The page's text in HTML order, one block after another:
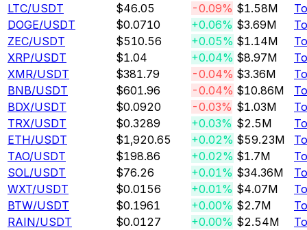
LTC/USDT $46.05 -0.09% $1.58M
DOGE/USDT $0.0710 +0.06% $3.69M
ZEC/USDT $510.56 +0.05% $1.14M
XRP/USDT $1.04 +0.04% $8.97M
XMR/USDT $381.79 -0.04% $3.36M
BNB/USDT $601.96 -0.04% $10.86M
BDX/USDT $0.0920 -0.03% $1.03M
TRX/USDT $0.3289 +0.03% $2.5M
ETH/USDT $1,920.65 +0.02% $59.23M
TAO/USDT $198.86 +0.02% $1.7M
SOL/USDT $76.26 +0.01% $34.36M
WXT/USDT $0.0156 +0.01% $4.07M
BTW/USDT $0.1961 +0.00% $2.7M
RAIN/USDT $0.0127 +0.00% $2.54M